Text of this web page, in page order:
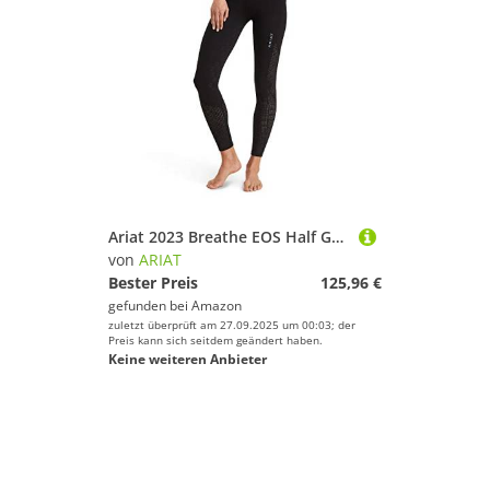
Ariat 2023 Breathe EOS Half Grip Damenstrumpfhose Aus Recycelten Materialien 10043401 - Schwarz Womens Size - XL
von ARIAT
Bester Preis
125,96 €
gefunden bei Amazon
zuletzt überprüft am 27.09.2025 um 00:03; der
Preis kann sich seitdem geändert haben.
Keine weiteren Anbieter